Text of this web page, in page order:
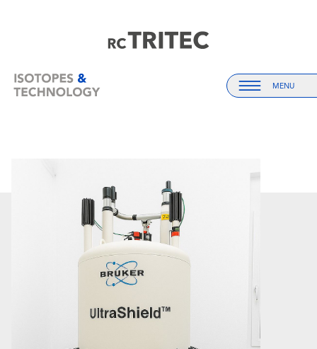
Startseite
Startseite
Menu
MENU